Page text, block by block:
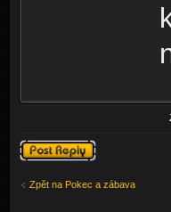
Odeslat odpověď
Zpět na Pokec a zábava